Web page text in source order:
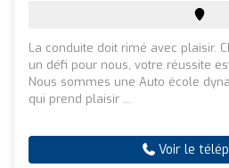
La conduite doit rimé avec plaisir.
un défi pour nous, votre réussite
Nous sommes une Auto école
qui prend plaisir ...
Voir le